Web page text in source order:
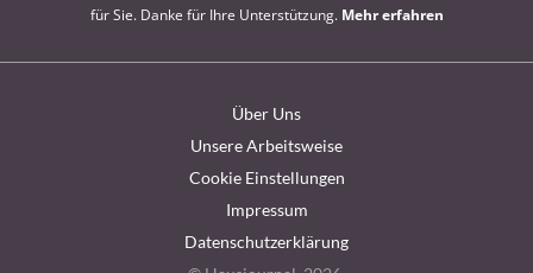
für Sie. Danke für Ihre Unterstützung. Mehr erfahren
Über Uns
Unsere Arbeitsweise
Cookie Einstellungen
Impressum
Datenschutzerklärung